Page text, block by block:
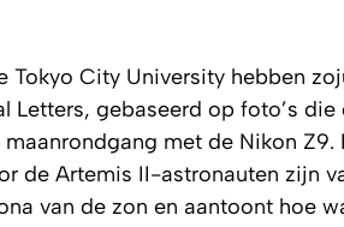
Tokyo City University hebben
Letters, gebaseerd op foto’s
met de Nikon
de Artemis II-astronauten zijn
van de zon en aantoont hoe